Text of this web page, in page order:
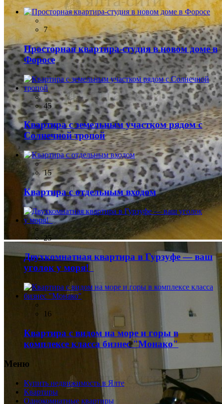
7
Просторная квартира-студия в новом доме в
Форосе
45
Квартира с земельным участком рядом с
Солнечной тропой
15
Квартира с отдельным входом
25
Двухкомнатная квартира в Гурзуфе — ваш
уголок у моря!
16
Квартира с видом на море и горы в
комплексе класса бизнес "Монако"
Меню
Купить недвижимость в Ялте
Квартиры
Однокомнатные квартиры